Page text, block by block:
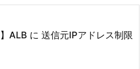
ALB に 送信元IPアドレス制限